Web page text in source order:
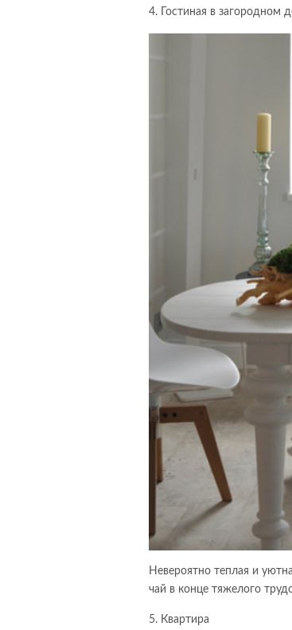
4. Гостиная в загородном
Невероятно теплая и
чай в конце тяжелого
5. Квартира